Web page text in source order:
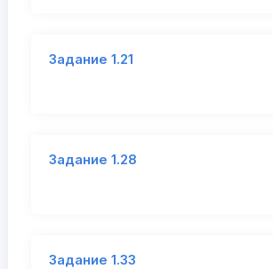
Задание 1.21
Задание 1.28
Задание 1.33